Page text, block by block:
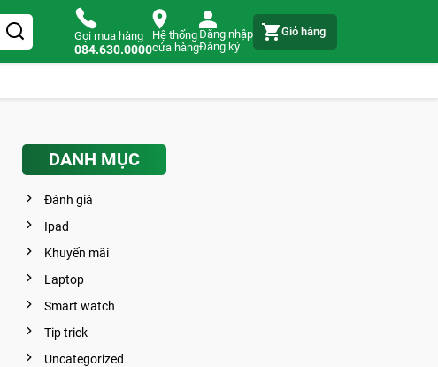
Gọi mua hàng
084.630.0000
Hệ thống
cửa hàng
Đăng nhập
Đăng ký
Giỏ hàng
DANH MỤC
Đánh giá
Ipad
Khuyến mãi
Laptop
Smart watch
Tip trick
Uncategorized